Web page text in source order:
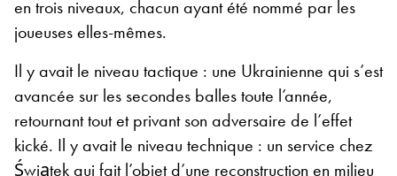
en trois niveaux, chacun ayant été nommé par les
joueuses elles-mêmes.
Il y avait le niveau tactique : une Ukrainienne qui s’est
avancée sur les secondes balles toute l’année,
retournant tout et privant son adversaire de l’effet
kické. Il y avait le niveau technique : un service chez
Świątek qui fait l’objet d’une reconstruction en milieu